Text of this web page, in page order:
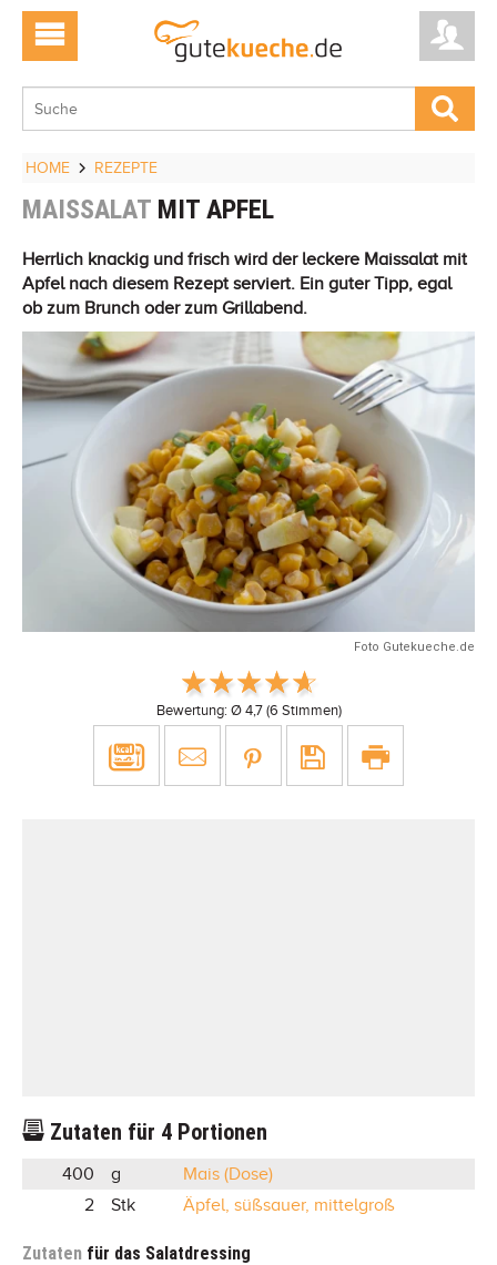
HOME REZEPTE
MAISSALAT MIT APFEL
Herrlich knackig und frisch wird der leckere Maissalat mit
Apfel nach diesem Rezept serviert. Ein guter Tipp, egal
ob zum Brunch oder zum Grillabend.
Foto Gutekueche.de
Bewertung: Ø 4,7(6 Stimmen)
Zutaten für 4 Portionen
400 g
Mais (Dose)
2
Stk Äpfel, süßsauer, mittelgroß
Zutaten für das Salatdressing